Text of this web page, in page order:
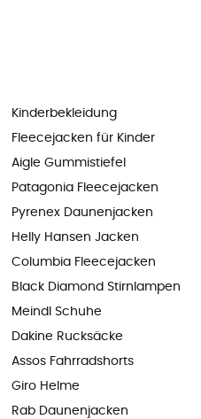
Kinderbekleidung
Fleecejacken für Kinder
Aigle Gummistiefel
Patagonia Fleecejacken
Pyrenex Daunenjacken
Helly Hansen Jacken
Columbia Fleecejacken
Black Diamond Stirnlampen
Meindl Schuhe
Dakine Rucksäcke
Assos Fahrradshorts
Giro Helme
Rab Daunenjacken